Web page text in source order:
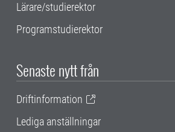
Lärare/studierektor
Programstudierektor
Senaste nytt från
Driftinformation
Lediga anställningar